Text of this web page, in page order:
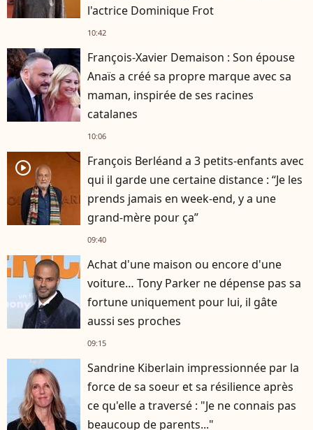
l'actrice Dominique Frot
10:42
François-Xavier Demaison : Son épouse
Anaïs a créé sa propre marque avec sa
maman, inspirée de ses racines
catalanes
10:06
player2
François Berléand a 3 petits-enfants avec
qui il garde une certaine distance : “Je les
prends jamais en week-end, y a une
grand-mère pour ça”
09:40
Achat d'une maison ou encore d'une
voiture… Tony Parker ne dépense pas sa
fortune uniquement pour lui, il gâte
aussi ses proches
09:15
Sandrine Kiberlain impressionnée par la
force de sa soeur et sa résilience après
ce qu'elle a traversé : "Je ne connais pas
beaucoup de parents..."